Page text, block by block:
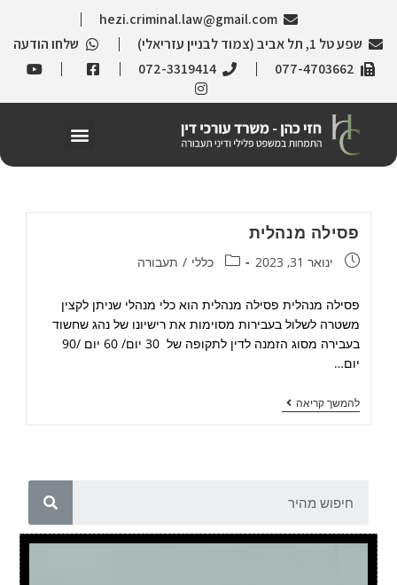
hezi.criminal.law@gmail.com
שפע טל 1, תל אביב (צמוד לבניין עזריאלי)
שלחו הודעה
077-4703662
072-3319414
פסילה מנהלית
ינואר 31, 2023 כללי / תעבורה
פסילה מנהלית פסילה מנהלית הוא כלי מנהלי שניתן לקצין
משטרה לשלול בעבירות מסוימות את רישיונו של נהג שחשוד
בעבירה מסוג הזמנה לדין לתקופה של 30 יום/ 60 יום /90
יום…
להמשך קריאה